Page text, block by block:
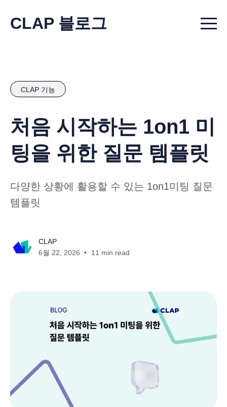
CLAP 블로그 Menu
CLAP 기능
처음 시작하는 1on1 미
팅을 위한 질문 템플릿
다양한 상황에 활용할 수 있는 1on1미팅 질문
템플릿
CLAP
6월 22, 2026
11 min read